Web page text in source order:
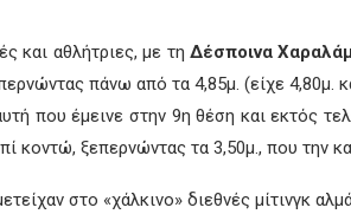
και αθλήτριες, με τη Δέσποινα
πάνω από τα 4,85μ. (είχε 4,80μ.
που έμεινε στην 9η θέση και εκτός
κοντώ, ξεπερνώντας τα 3,50μ., που την
στο «χάλκινο» διεθνές μίτινγκ